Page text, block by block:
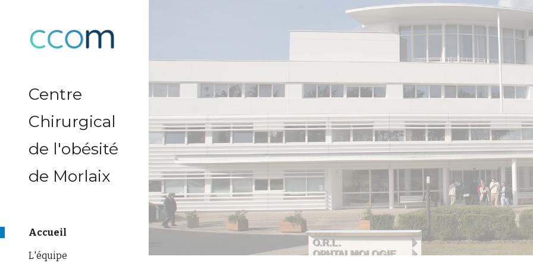
Centre
Chirurgical
de l'obésité
de Morlaix
Accueil
L'équipe